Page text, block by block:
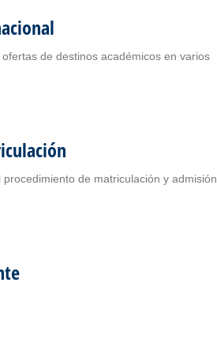
de destinos académicos en varios
de matriculación y admisión.
descriptivo.